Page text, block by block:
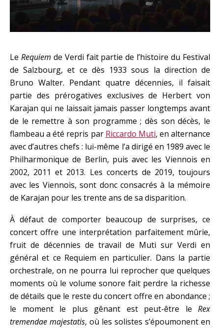
Le Requiem de Verdi fait partie de l’histoire du Festival
de Salzbourg, et ce dès 1933 sous la direction de
Bruno Walter. Pendant quatre décennies, il faisait
partie des prérogatives exclusives de Herbert von
Karajan qui ne laissait jamais passer longtemps avant
de le remettre à son programme ; dès son décès, le
flambeau a été repris par Riccardo Muti, en alternance
avec d’autres chefs : lui-même l’a dirigé en 1989 avec le
Philharmonique de Berlin, puis avec les Viennois en
2002, 2011 et 2013. Les concerts de 2019, toujours
avec les Viennois, sont donc consacrés à la mémoire
de Karajan pour les trente ans de sa disparition.
À défaut de comporter beaucoup de surprises, ce
concert offre une interprétation parfaitement mûrie,
fruit de décennies de travail de Muti sur Verdi en
général et ce Requiem en particulier. Dans la partie
orchestrale, on ne pourra lui reprocher que quelques
moments où le volume sonore fait perdre la richesse
de détails que le reste du concert offre en abondance ;
le moment le plus gênant est peut-être le Rex
tremendae majestatis, où les solistes s’époumonent en